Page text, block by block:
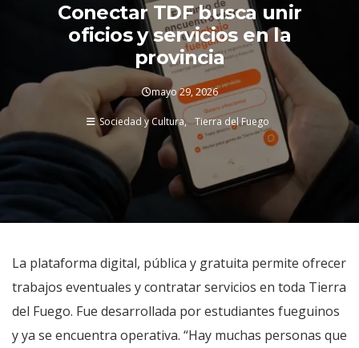
Conectar TDF busca unir
oficios y servicios en la
provincia
mayo 29, 2026
Sociedad y Cultura Tierra del Fuego
La plataforma digital, pública y gratuita permite ofrecer
trabajos eventuales y contratar servicios en toda Tierra
del Fuego. Fue desarrollada por estudiantes fueguinos
y ya se encuentra operativa. “Hay muchas personas que